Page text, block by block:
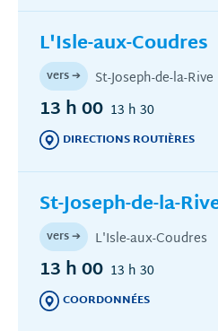
L'Isle-aux-Coudres
vers ➔ St-Joseph-de-la-Rive
13 h 00 13 h 30
DIRECTIONS ROUTIÈRES
(CE
DANS
UNE
AUTRE
FENÊTRE)
St-Joseph-de-la-
vers ➔ L'Isle-aux-Coudres
13 h 00 13 h 30
COORDONNÉES